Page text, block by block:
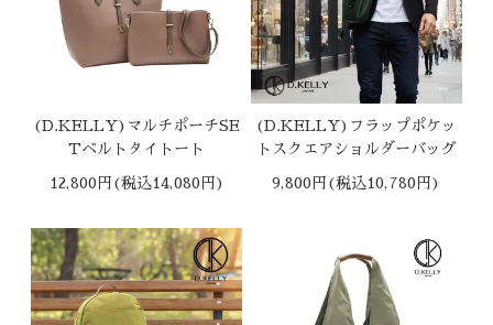
(D.KELLY)マルチポーチSE
Tベルトタイトート
12,800円(税込14,080円)
(D.KELLY)フラップポケッ
トスクエアショルダーバッグ
9,800円(税込10,780円)